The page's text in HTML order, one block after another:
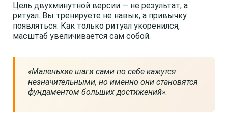
Цель двухминутной версии — не результат, а
ритуал. Вы тренируете не навык, а привычку
появляться. Как только ритуал укоренился,
масштаб увеличивается сам собой.
«Маленькие шаги сами по себе кажутся
незначительными, но именно они становятся
фундаментом больших достижений».